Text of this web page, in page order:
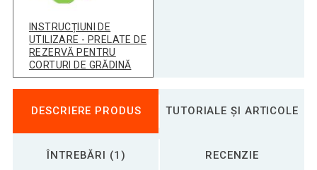
INSTRUCȚIUNI DE
UTILIZARE - PRELATE DE
REZERVĂ PENTRU
CORTURI DE GRĂDINĂ
DESCRIERE PRODUS TUTORIALE ȘI ARTICOLE
ÎNTREBĂRI (1) RECENZIE